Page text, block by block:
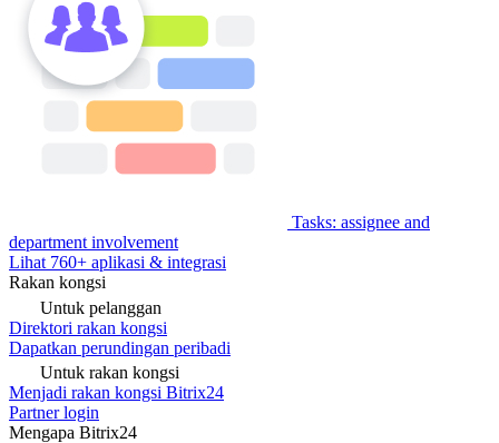
Tasks: assignee and
department involvement
Lihat 760+ aplikasi & integrasi
Rakan kongsi
Untuk pelanggan
Direktori rakan kongsi
Dapatkan perundingan peribadi
Untuk rakan kongsi
Menjadi rakan kongsi Bitrix24
Partner login
Mengapa Bitrix24